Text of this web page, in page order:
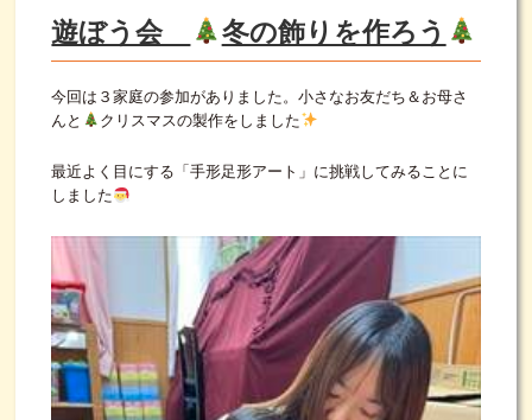
遊ぼう会 冬の飾りを作ろう
今回は３家庭の参加がありました。小さなお友だち＆お母さ
んと
クリスマスの製作をしました
最近よく目にする「手形足形アート」に挑戦してみることに
しました